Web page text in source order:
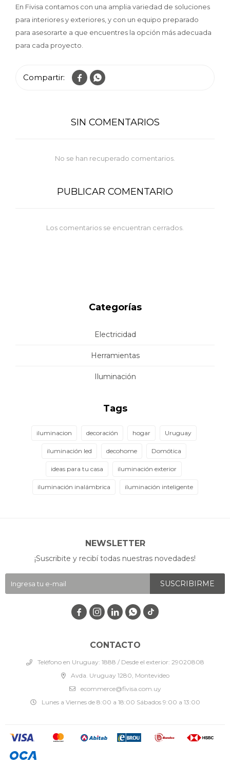
En Fivisa contamos con una amplia variedad de soluciones
para interiores y exteriores, y con un equipo preparado
para asesorarte a que encuentres la opción más adecuada
para cada proyecto.
 
SIN COMENTARIOS
No se han recuperado comentarios.
PUBLICAR COMENTARIO
Los comentarios se encuentran cerrados.
Categorías
Electricidad
Herramientas
Iluminación
Tags
iluminacion decoración hogar Uruguay
iluminación led decohome Domótica
ideas para tu casa iluminación exterior
iluminación inalámbrica iluminación inteligente
CONTACTO
Teléfono en Uruguay: 1888 / Desde el exterior: 29020808
Avda. Uruguay 1280, Montevideo
ecommerce@fivisa.com.uy
Lunes a Viernes de 8:00 a 18:00 Sábados 9:00 a 13:00
NEWSLETTER
¡Suscribite y recibí todas nuestras novedades!
SUSCRIBIRME
   